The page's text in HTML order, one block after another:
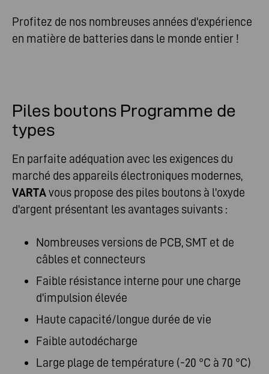
Profitez de nos nombreuses années d'expérience
en matière de batteries dans le monde entier !
Piles boutons Programme de
types
En parfaite adéquation avec les exigences du
marché des appareils électroniques modernes,
VARTAvous propose des piles boutons à l'oxyde
d'argent présentant les avantages suivants :
Nombreuses versions de PCB, SMT et de
câbles et connecteurs
Faible résistance interne pour une charge
d'impulsion élevée
Haute capacité/longue durée de vie
Faible autodécharge
Large plage de température (-20 °C à 70 °C)